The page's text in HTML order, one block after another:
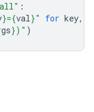
:
}={val}" for key,
})" )